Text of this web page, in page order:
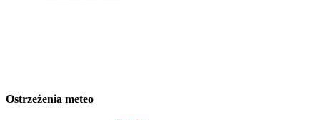
Ostrzeżenia meteo